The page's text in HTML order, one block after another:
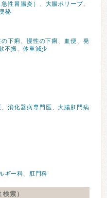
性胃腸炎） 、 大腸ポリープ、
秘
下痢 、慢性の下痢 、 血便、発
不振 、体重減少
、 消化器病専門医 、大腸肛門病
ギー科、 肛門科
索）